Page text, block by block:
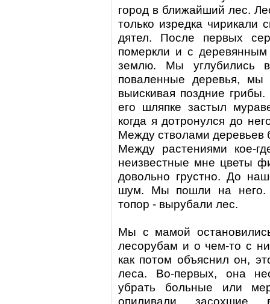
город в ближайший лес.
только изредка чирикали
дятел. После первых
померкли и с
землю. Мы углубились
поваленные деревья,
выискивая поздние
его шляпке застыл
когда я дотронулся до
Между стволами деревьев
Между растениями кое-
неизвестные мне цветы
довольно грустно. До
шум. Мы пошли на него.
топор - вырубали лес.
Мы с мамой
лесорубам и о чем-то с
как потом объяснил он,
леса. Во-первых, она
убрать больные или
опиливали засохшие